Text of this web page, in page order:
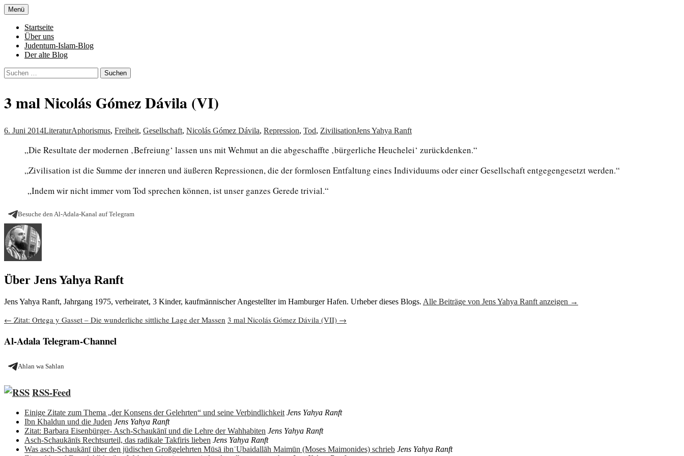
Zum
Inhalt
springen
Al-Adala.de
Menü
Startseite
Über uns
Judentum-Islam-Blog
Der alte Blog
Suchen
nach:
3 mal Nicolás Gómez Dávila (VI)
6. Juni 2014LiteraturAphorismus, Freiheit, Gesellschaft, Nicolás Gómez Dávila, Repression, Tod, ZivilisationJens Yahya Ranft
„Die Resultate der modernen ‚Befreiung‘ lassen uns mit Wehmut an die abgeschaffte ‚bürgerliche Heuchelei‘ zurückdenken.“
„Zivilisation ist die Summe der inneren und äußeren Repressionen, die der formlosen Entfaltung eines Individuums oder einer Gesellschaft entgegengesetzt werden.“
„Indem wir nicht immer vom Tod sprechen können, ist unser ganzes Gerede trivial.“
Besuche den Al-Adala-Kanal auf Telegram
Über Jens Yahya Ranft
Jens Yahya Ranft, Jahrgang 1975, verheiratet, 3 Kinder, kaufmännischer Angestellter im Hamburger Hafen. Urheber dieses Blogs. Alle Beiträge von Jens Yahya Ranft anzeigen →
Beitragsnavigation
← Zitat: Ortega y Gasset – Die wunderliche sittliche Lage der Massen 3 mal Nicolás Gómez Dávila (VII) →
Al-Adala Telegram-Channel
Ahlan wa Sahlan
RSS-Feed
Einige Zitate zum Thema „der Konsens der Gelehrten“ und seine Verbindlichkeit Jens Yahya Ranft
Ibn Khaldun und die Juden Jens Yahya Ranft
Zitat: Barbara Eisenbürger- Asch-Schaukānī und die Lehre der Wahhabiten Jens Yahya Ranft
Asch-Schaukānīs Rechtsurteil, das radikale Takfiris lieben Jens Yahya Ranft
Was asch-Schaukānī über den jüdischen Großgelehrten Mūsā ibnʿUbaidallāh Maimūn (Moses Maimonides) schrieb Jens Yahya Ranft